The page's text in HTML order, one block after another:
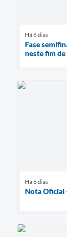
Há 6 dias
Fase
neste fim
Há 6 dias
Nota Oficial